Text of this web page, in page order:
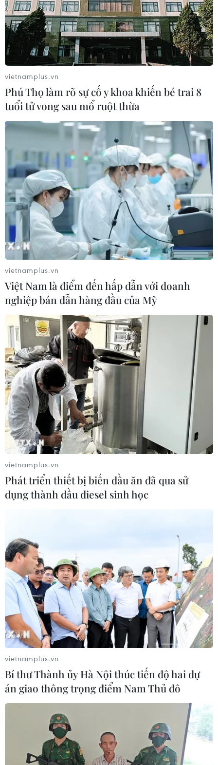
U22 Việt Nam gây ấn tượng mạnh:
Đây là những cái tên sẽ "bùng nổ" khi lên
tuyển
01/04/2025 10:52
Bên cạnh lối chơi tập thể, một số cá nhân của U22 Việt
Nam đã thực sự tỏa sáng, cho thấy tiềm năng lớn để trở
thành trụ cột của đội tuyển quốc gia trong tương lai
không xa.
vietnamplus.vn
Phú Thọ làm rõ sự cố y khoa khiến bé trai 8
tuổi tử vong sau mổ ruột thừa
vietnamplus.vn
Việt Nam là điểm đến hấp dẫn với doanh
nghiệp bán dẫn hàng đầu của Mỹ
vietnamplus.vn
Phát triển thiết bị biến dầu ăn đã qua sử
dụng thành dầu diesel sinh học
vietnamplus.vn
Bí thư Thành ủy Hà Nội thúc tiến độ hai dự
án giao thông trọng điểm Nam Thủ đô